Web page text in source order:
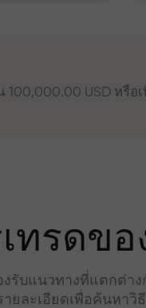
USD หรือ
ทรดข
รับแนวทางที่แตกต่า
ยละเอียดเพื่อค้นหาวิ